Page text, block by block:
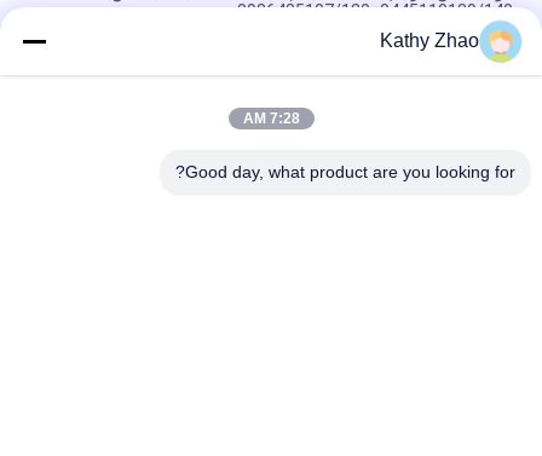
0445110139/140، 0986435107/180
0445120134
Kathy Zhao
7:28 AM
Good day, what product are you looking for?